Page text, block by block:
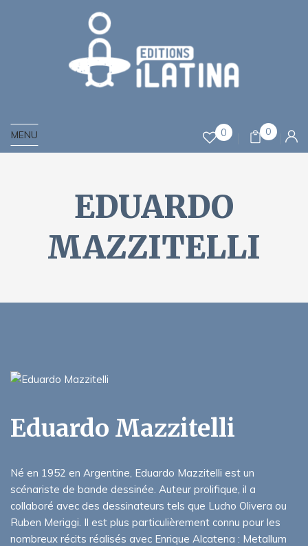
MENU 0 0
EDUARDO
MAZZITELLI
Eduardo Mazzitelli
Né en 1952 en Argentine, Eduardo Mazzitelli est un
scénariste de bande dessinée. Auteur prolifique, il a
collaboré avec des dessinateurs tels que Lucho Olivera ou
Ruben Meriggi. Il est plus particulièrement connu pour les
nombreux récits réalisés avec Enrique Alcatena : Metallum